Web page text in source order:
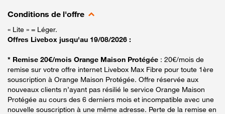
Conditions de l'offre
« Lite » = Léger.
Offres Livebox jusqu'au 19/08/2026 :
* Remise 20€/mois Orange Maison Protégée : 20€/mois de
remise sur votre offre internet Livebox Max Fibre pour toute 1ère
souscription à Orange Maison Protégée. Offre réservée aux
nouveaux clients n’ayant pas résilié le service Orange Maison
Protégée au cours des 6 derniers mois et incompatible avec une
nouvelle souscription à une même adresse. Perte de la remise en